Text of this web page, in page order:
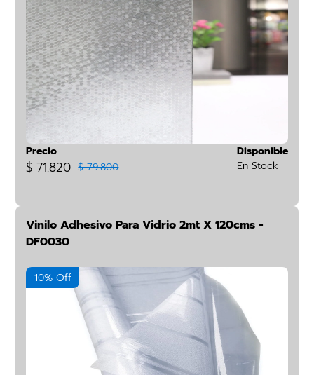
Precio
$ 71.820 $ 79.800
Disponible
En Stock
Vinilo Adhesivo Para Vidrio 2mt X 120cms -
DF0030
10% Off